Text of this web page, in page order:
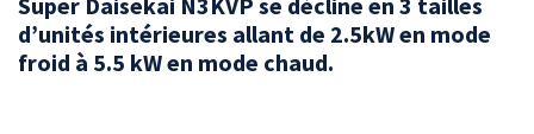
d’unités intérieures allant de 2.5kW en mode
froid à 5.5 kW en mode chaud.